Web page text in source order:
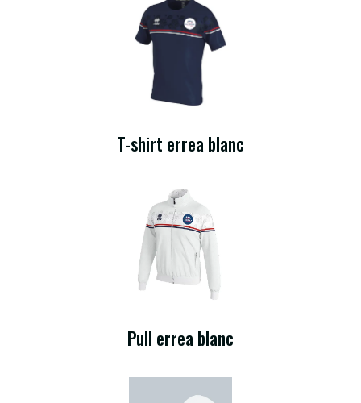
T-shirt errea blanc
Pull errea blanc